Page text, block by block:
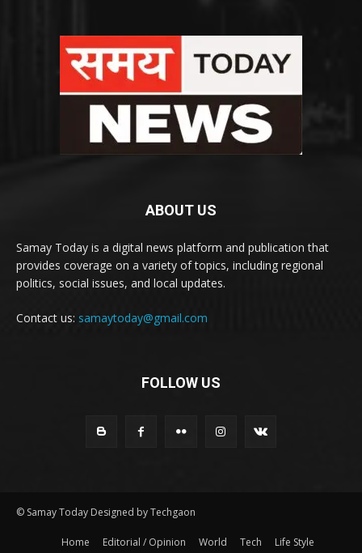
ABOUT US
Samay Today is a digital news platform and publication that
provides coverage on a variety of topics, including regional
politics, social issues, and local updates.
Contact us: samaytoday@gmail.com
FOLLOW US
© Samay Today Designed by Techgaon
Home Editorial / Opinion World Tech Life Style